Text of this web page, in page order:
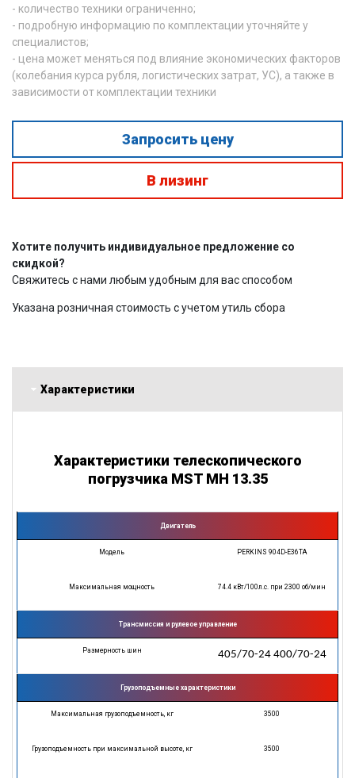
- количество техники ограниченно;
- подробную информацию по комплектации уточняйте у
специалистов;
- цена может меняться под влияние экономических факторов
(колебания курса рубля, логистических затрат, УС), а также в
зависимости от комплектации техники
Запросить цену
В лизинг
Хотите получить индивидуальное предложение со
скидкой?
Свяжитесь с нами любым удобным для вас способом
Указана розничная стоимость с учетом утиль сбора
Характеристики
Характеристики телескопического
погрузчика MST MH 13.35
Двигатель
Модель PERKINS 904D-E36TA
Максимальная мощность 74.4 кВт/100л.с. при 2300 об/мин
Трансмиссия и рулевое управление
Размерность шин 405/70-24 400/70-24
Грузоподъемные характеристики
Максимальная грузоподъемность, кг 3500
Грузоподъемность при максимальной высоте, кг 3500